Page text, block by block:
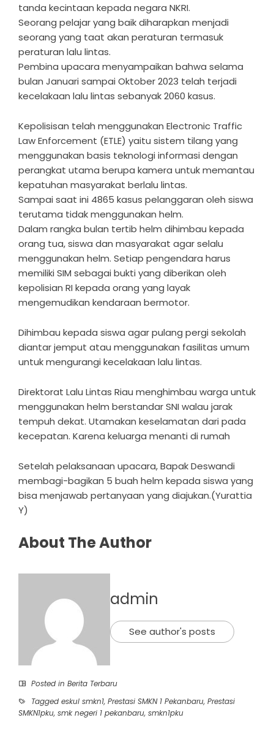
tanda kecintaan kepada negara NKRI.
Seorang pelajar yang baik diharapkan menjadi
seorang yang taat akan peraturan termasuk
peraturan lalu lintas.
Pembina upacara menyampaikan bahwa selama
bulan Januari sampai Oktober 2023 telah terjadi
kecelakaan lalu lintas sebanyak 2060 kasus.
Kepolisisan telah menggunakan Electronic Traffic
Law Enforcement (ETLE) yaitu sistem tilang yang
menggunakan basis teknologi informasi dengan
perangkat utama berupa kamera untuk memantau
kepatuhan masyarakat berlalu lintas.
Sampai saat ini 4865 kasus pelanggaran oleh siswa
terutama tidak menggunakan helm.
Dalam rangka bulan tertib helm dihimbau kepada
orang tua, siswa dan masyarakat agar selalu
menggunakan helm. Setiap pengendara harus
memiliki SIM sebagai bukti yang diberikan oleh
kepolisian RI kepada orang yang layak
mengemudikan kendaraan bermotor.
Dihimbau kepada siswa agar pulang pergi sekolah
diantar jemput atau menggunakan fasilitas umum
untuk mengurangi kecelakaan lalu lintas.
Direktorat Lalu Lintas Riau menghimbau warga untuk
menggunakan helm berstandar SNI walau jarak
tempuh dekat. Utamakan keselamatan dari pada
kecepatan. Karena keluarga menanti di rumah
Setelah pelaksanaan upacara, Bapak Deswandi
membagi-bagikan 5 buah helm kepada siswa yang
bisa menjawab pertanyaan yang diajukan.(Yurattia
Y)
About The Author
admin
See author's posts
Posted in Berita Terbaru
Tagged eskul smkn1, Prestasi SMKN 1 Pekanbaru, Prestasi
SMKN1pku, smk negeri 1 pekanbaru, smkn1pku